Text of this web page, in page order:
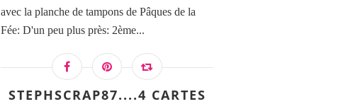
avec la planche de tampons de Pâques de la
Fée: D'un peu plus près: 2ème...
STEPHSCRAP87....4 CARTES